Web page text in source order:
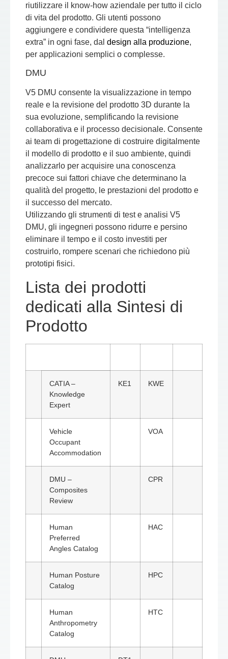
riutilizzare il know-how aziendale per tutto il ciclo
di vita del prodotto. Gli utenti possono
aggiungere e condividere questa “intelligenza
extra” in ogni fase, dal design alla produzione,
per applicazioni semplici o complesse.
DMU
V5 DMU consente la visualizzazione in tempo
reale e la revisione del prodotto 3D durante la
sua evoluzione, semplificando la revisione
collaborativa e il processo decisionale. Consente
ai team di progettazione di costruire digitalmente
il modello di prodotto e il suo ambiente, quindi
analizzarlo per acquisire una conoscenza
precoce sui fattori chiave che determinano la
qualità del progetto, le prestazioni del prodotto e
il successo del mercato.
Utilizzando gli strumenti di test e analisi V5
DMU, gli ingegneri possono ridurre e persino
eliminare il tempo e il costo investiti per
costruirlo, rompere scenari che richiedono più
prototipi fisici.
Lista dei prodotti
dedicati alla Sintesi di
Prodotto
CATIA –
Knowledge
Expert
KE1 KWE
Vehicle
Occupant
Accommodation
VOA
DMU –
Composites
Review
CPR
Human
Preferred
Angles Catalog
HAC
Human Posture
Catalog
HPC
Human
Anthropometry
Catalog
HTC